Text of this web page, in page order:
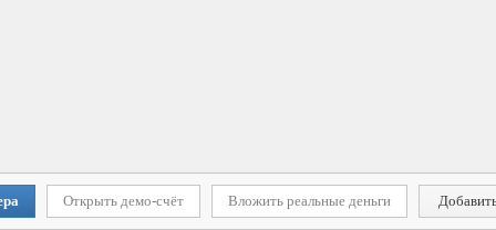
Открыть демо-счёт Вложить реальные деньги